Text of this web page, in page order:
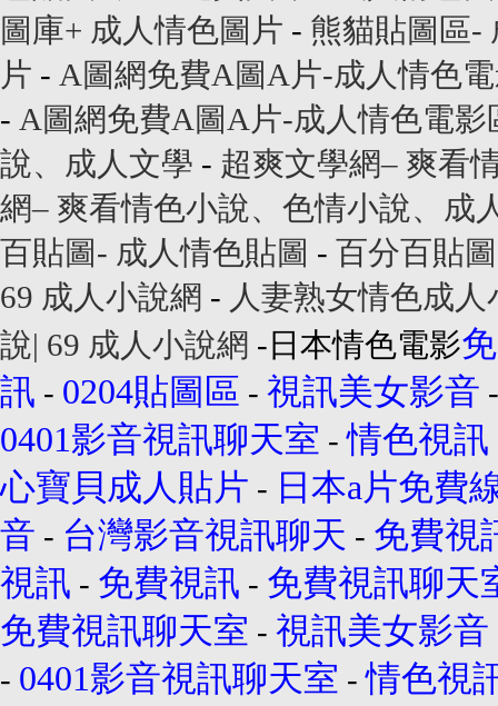
圖庫+ 成人情色圖片 - 熊貓貼圖區-
片 - A圖網免費A圖A片-成人情色
- A圖網免費A圖A片-成人情色電影
說、成人文學 - 超爽文學網– 爽看
網– 爽看情色小說、色情小說、成
百貼圖- 成人情色貼圖 - 百分百貼
69 成人小說網 - 人妻熟女情色成
說| 69 成人小說網 -日本情色電影
訊 - 0204貼圖區 - 視訊美女影音
0401影音視訊聊天室 -情色視訊
心寶貝成人貼片 - 日本a片免費
音 - 台灣影音視訊聊天 - 免費視
視訊 - 免費視訊 - 免費視訊聊天
免費視訊聊天室 - 視訊美女影音
- 0401影音視訊聊天室 -情色視